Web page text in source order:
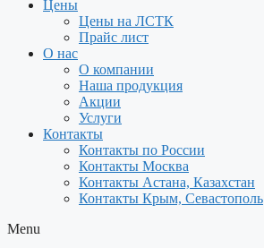
Цены
Цены на ЛСТК
Прайс лист
О нас
О компании
Наша продукция
Акции
Услуги
Контакты
Контакты по России
Контакты Москва
Контакты Астана, Казахстан
Контакты Крым, Севастополь
Menu